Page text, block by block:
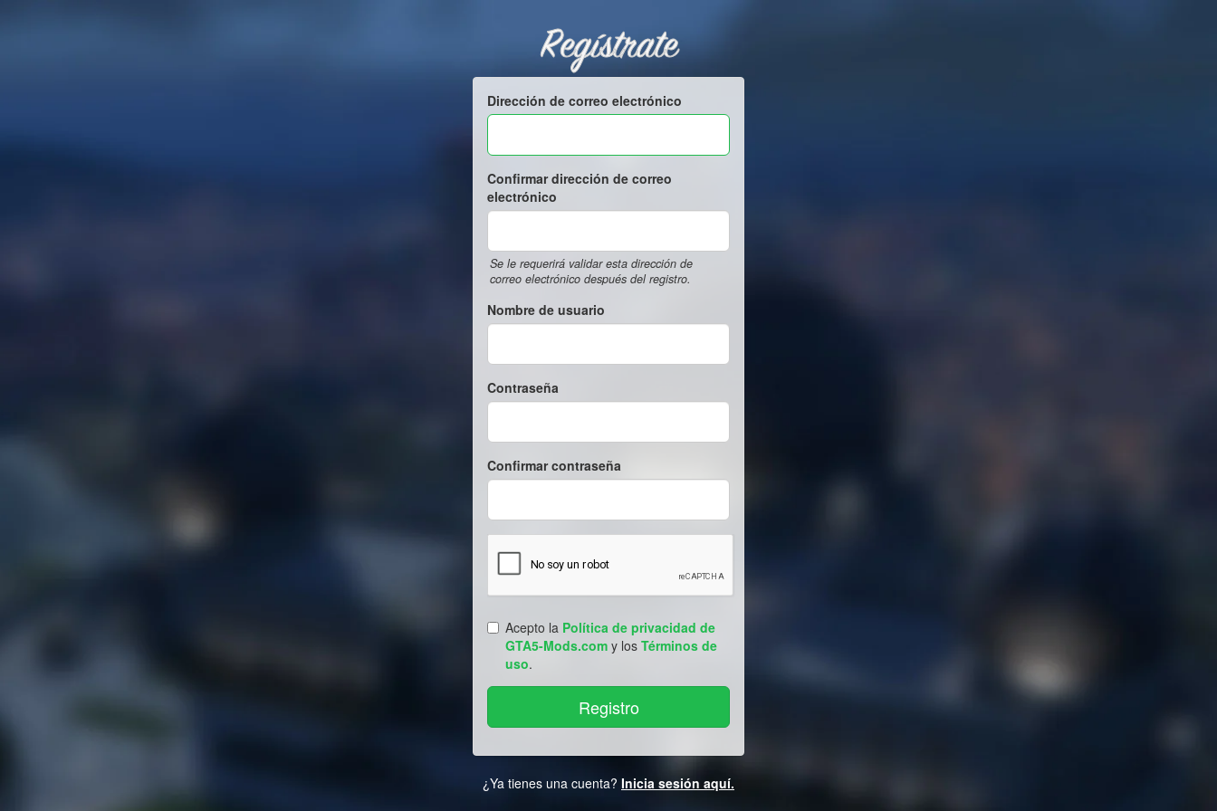
Regístrate
Dirección de correo electrónico
Confirmar dirección de correo
electrónico
Se le requerirá validar esta dirección de
correo electrónico después del registro.
Nombre de usuario
Contraseña
Confirmar contraseña
Acepto la Política de privacidad de
GTA5-Mods.com y los Términos de
uso.
¿Ya tienes una cuenta? Inicia sesión aquí.